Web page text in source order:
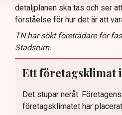
detaljplanen ska tas och ser
förståelse för hur det är att
TN har sökt företrädare för
Stadsrum.
Ett företagsklimat
Det stupar neråt.
företagsklimatet har